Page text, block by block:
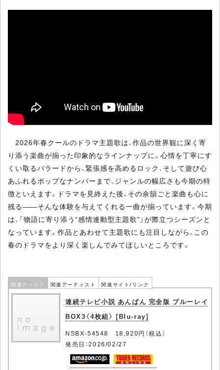
2026年春クールのドラマ主題歌は、作品の世界観に深く寄
り添う楽曲が揃った印象的なラインナップに。心情を丁寧にす
くい取るバラードから、緊張感を高めるロック、そして遊び心
あふれるポップなナンバーまで、ジャンルの幅広さも今期の特
徴といえます。ドラマを見終えた後、その余韻ごと楽曲も心に
残る――そんな体験を与えてくれる一曲が揃っています。今期
は、「物語に寄り添う“感情連動型主題歌”」が際立つシーズンと
なっています。作品とあわせて主題歌にも注目しながら、この
春のドラマをより深く楽しんでみてほしいところです。
関連ディスク 関連アーティスト 関連サイト/リンク
連続テレビ小説 あんぱん 完全版 ブルーレイ
BOX3〈4枚組〉 [Blu-ray]
NSBX-54548 18,920円（税込）
発売日：2026/02/27